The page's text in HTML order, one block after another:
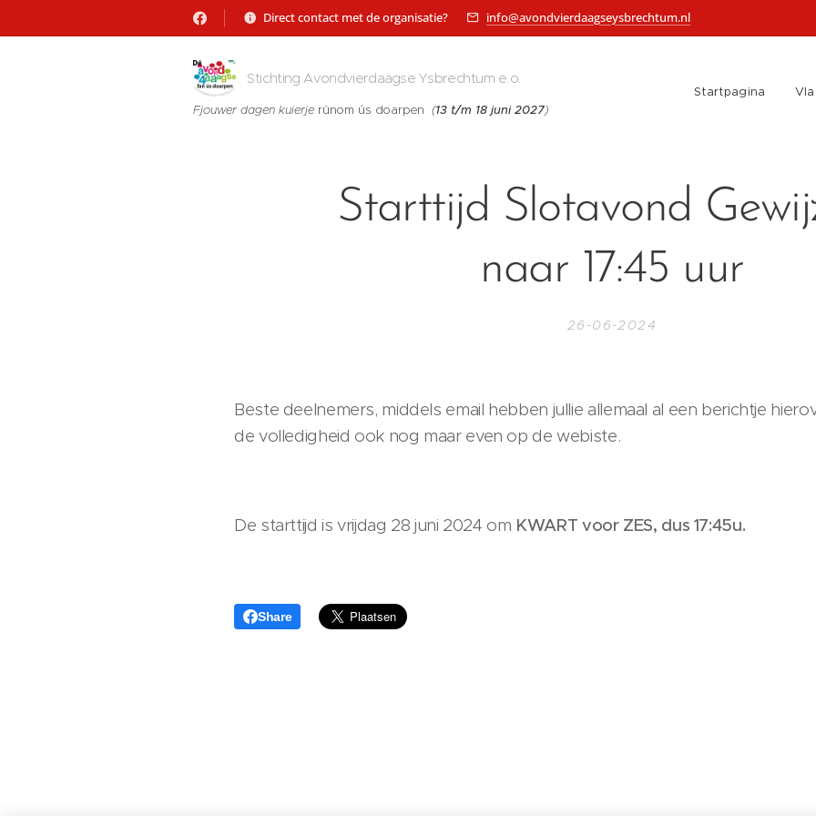
Direct contact met de organisatie? info@avondvierdaagseysbrechtum.nl
Stichting Avondvierdaagse Ysbrechtum e.o.
Fjouwer dagen kuierje rûnom ús doarpen (13 t/m 18 juni 2027)
Startpagina
Starttijd Slotavond
naar 17:45 uur
26-06-2024
Beste deelnemers, middels email hebben jullie allemaal al een berichtje
de volledigheid ook nog maar even op de webiste.
De starttijd is vrijdag 28 juni 2024 om KWART voor ZES, dus 17:45u.
Share